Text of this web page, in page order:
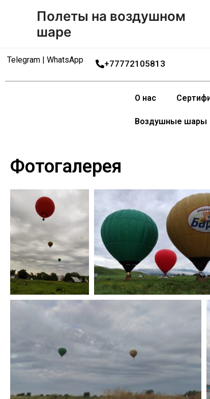
содержимому
Полеты на воздушном
шаре
Telegram | WhatsApp +77772105813
О нас
Воздушные шары
Фотогалерея